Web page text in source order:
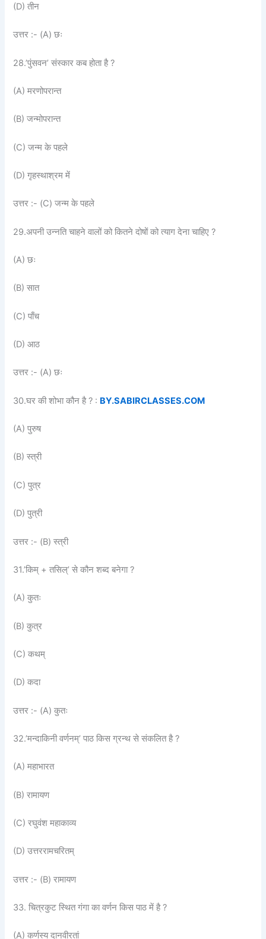
(D) तीन
उत्तर :- (A) छः
28.’पुंसवन’ संस्कार कब होता है ?
(A) मरणोपरान्त
(B) जन्मोपरान्त
(C) जन्म के पहले
(D) गृहस्थाश्रम में
उत्तर :- (C) जन्म के पहले
29.अपनी उन्नति चाहने वालों को कितने दोषों को त्याग देना चाहिए ?
(A) छः
(B) सात
(C) पाँच
(D) आठ
उत्तर :- (A) छः
30.घर की शोभा कौन है ? : BY.SABIRCLASSES.COM
(A) पुरुष
(B) स्त्री
(C) पुत्र
(D) पुत्री
उत्तर :- (B) स्त्री
31.’किम् + तसिल्’ से कौन शब्द बनेगा ?
(A) कुतः
(B) कुत्र
(C) कथम्
(D) कदा
उत्तर :- (A) कुतः
32.’मन्दाकिनी वर्णनम्’ पाठ किस ग्रन्थ से संकलित है ?
(A) महाभारत
(B) रामायण
(C) रघुवंश महाकाव्य
(D) उत्तररामचरितम्
उत्तर :- (B) रामायण
33. चित्रकुट स्थित गंगा का वर्णन किस पाठ में है ?
(A) कर्णस्य दानवीरतां